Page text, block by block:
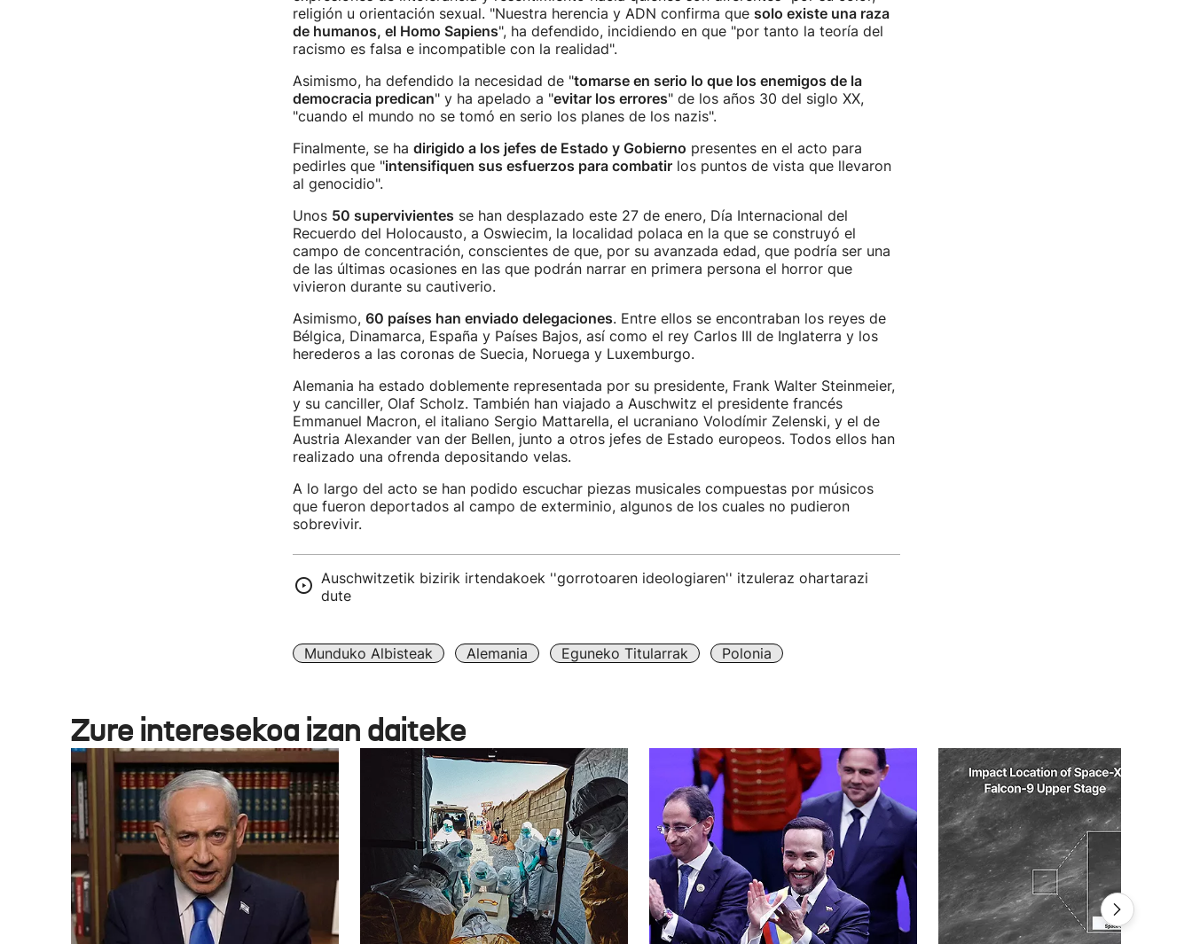
religión u orientación sexual. "Nuestra herencia y ADN confirma que solo existe una raza
de humanos, el Homo Sapiens", ha defendido, incidiendo en que "por tanto la teoría del
racismo es falsa e incompatible con la realidad".
Asimismo, ha defendido la necesidad de "tomarse en serio lo que los enemigos de la
democracia predican" y ha apelado a "evitar los errores" de los años 30 del siglo XX,
"cuando el mundo no se tomó en serio los planes de los nazis".
Finalmente, se ha dirigido a los jefes de Estado y Gobierno presentes en el acto para
pedirles que "intensifiquen sus esfuerzos para combatirlos puntos de vista que llevaron
al genocidio".
Unos 50 supervivientes se han desplazado este 27 de enero, Día Internacional del
Recuerdo del Holocausto, a Oswiecim, la localidad polaca en la que se construyó el
campo de concentración, conscientes de que, por su avanzada edad, que podría ser una
de las últimas ocasiones en las que podrán narrar en primera persona el horror que
vivieron durante su cautiverio.
Asimismo, 60 países han enviado delegaciones. Entre ellos se encontraban los reyes de
Bélgica, Dinamarca, España y Países Bajos, así como el rey Carlos III de Inglaterra y los
herederos a las coronas de Suecia, Noruega y Luxemburgo.
Alemania ha estado doblemente representada por su presidente, Frank Walter Steinmeier,
y su canciller, Olaf Scholz. También han viajado a Auschwitz el presidente francés
Emmanuel Macron, el italiano Sergio Mattarella, el ucraniano Volodímir Zelenski, y el de
Austria Alexander van der Bellen, junto a otros jefes de Estado europeos. Todos ellos han
realizado una ofrenda depositando velas.
A lo largo del acto se han podido escuchar piezas musicales compuestas por músicos
que fueron deportados al campo de exterminio, algunos de los cuales no pudieron
sobrevivir.
Auschwitzetik bizirik irtendakoek ''gorrotoaren ideologiaren'' itzuleraz ohartarazi
dute
Munduko Albisteak Alemania Eguneko Titularrak Polonia
Zure interesekoa izan daiteke